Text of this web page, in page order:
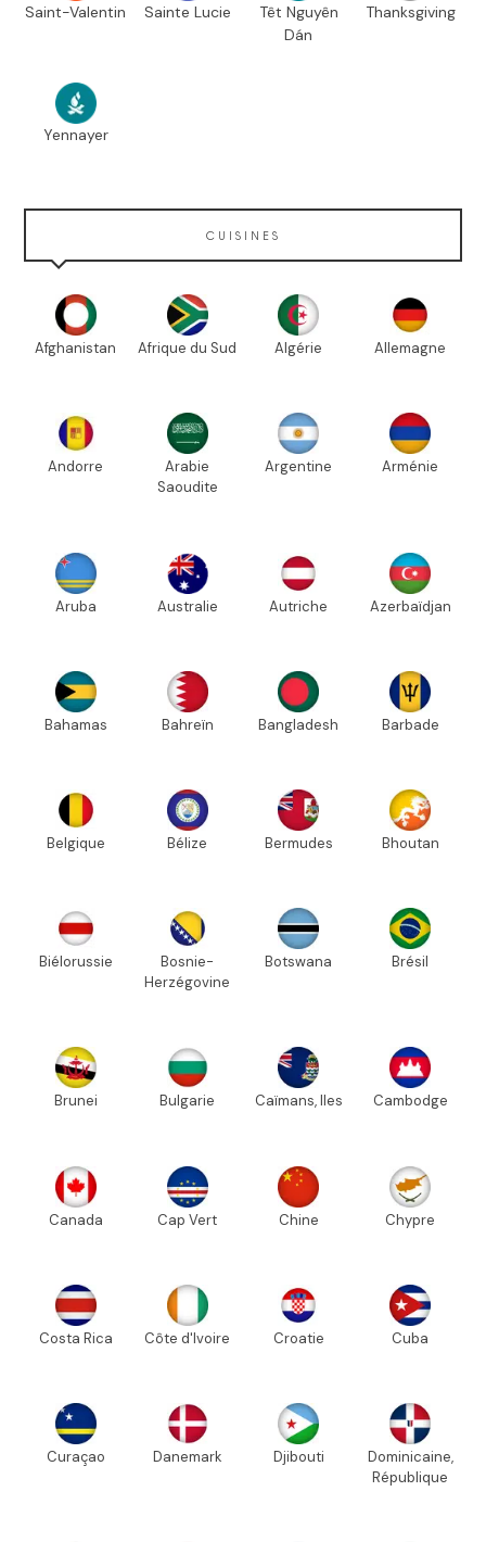
Saint-Valentin Sainte Lucie
Têt Nguyên
Dán
Thanksgiving
Yennayer
CUISINES
Afghanistan Afrique du Sud Algérie Allemagne
Andorre
Arabie
Saoudite
Argentine Arménie
Aruba Australie Autriche Azerbaïdjan
Bahamas Bahreïn Bangladesh Barbade
Belgique Bélize Bermudes Bhoutan
Biélorussie
Bosnie-
Herzégovine
Botswana Brésil
Brunei Bulgarie Caïmans, Iles Cambodge
Canada Cap Vert Chine Chypre
Costa Rica Côte d'Ivoire Croatie Cuba
Curaçao Danemark Djibouti
Dominicaine,
République